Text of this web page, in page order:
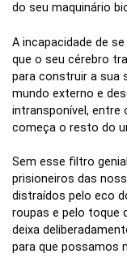
do seu maquinário
A incapacidade de
que o seu cérebro
para construir a sua
mundo externo e
intransponível, entre
começa o resto do
Sem esse filtro
prisioneiros das
distraídos pelo eco
roupas e pelo toque
deixa
para que possamos